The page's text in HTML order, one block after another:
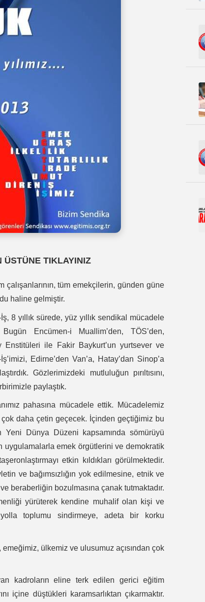
ÜSTÜNE TIKLAYINIZ
tüm emekçilerin, günden güne
haline gelmiştir.
8 yıllık sürede, yüz yıllık sendikal mücadele
Encümen-i Muallim’den, TÖS’den,
Enstitüleri ile Fakir Baykurt’un yurtsever ve
Edirne’den Van’a, Hatay’dan Sinop’a
Gözlerimizdeki mutluluğun pırıltısını,
paylaştık.
pahasına mücadele ettik. Mücadelemiz
çok daha çetin geçecek. İçinden geçtiğimiz bu
Dünya Düzeni kapsamında sömürüyü
uygulamalarla emek örgütlerini ve demokratik
etkin kıldıkları görülmektedir.
ve bağımsızlığın yok edilmesine, etnik ve
beraberliğin bozulmasına çanak tutmaktadır.
yürüterek kendine muhalif olan kişi ve
yolla toplumu sindirmeye, adeta bir korku
ülkemiz ve ulusumuz açısından çok
kadroların eline terk edilen gerici eğitim
içine düştükleri karamsarlıktan çıkarmaktır.